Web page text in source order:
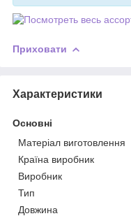
Приховати
Характеристики
Основні
Матеріал виготовлення
Країна виробник
Виробник
Тип
Довжина